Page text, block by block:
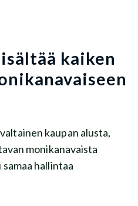
kaiken
kaupan alusta,
monikanavaista
hallintaa